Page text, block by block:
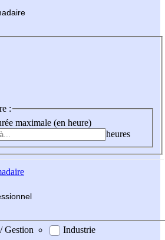
:
maximale (en heure)
heures
Gestion
Industrie